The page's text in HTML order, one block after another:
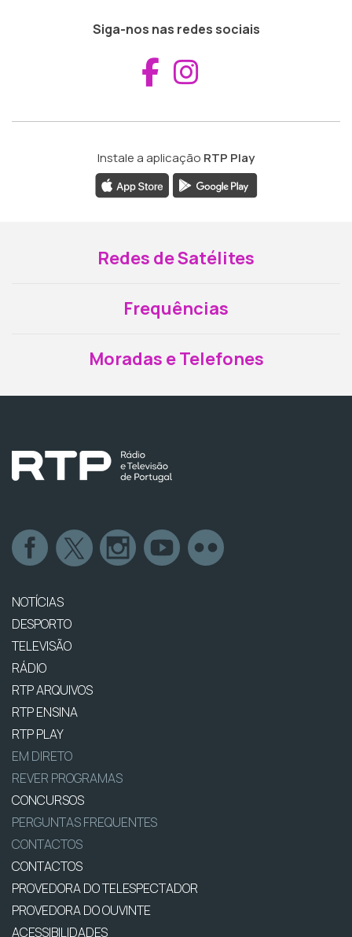
Siga-nos nas redes sociais
Aceder ao
Instale a aplicação RTP Play
Redes de Satélites
Frequências
Moradas e Telefones
NOTÍCIAS
DESPORTO
TELEVISÃO
RÁDIO
RTP ARQUIVOS
RTP ENSINA
RTP PLAY
EM DIRETO
REVER PROGRAMAS
CONCURSOS
PERGUNTAS FREQUENTES
CONTACTOS
CONTACTOS
PROVEDORA DO TELESPECTADOR
PROVEDORA DO OUVINTE
ACESSIBILIDADES